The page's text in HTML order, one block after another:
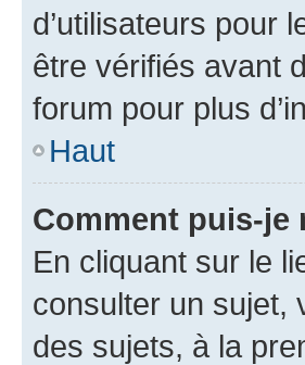
d’utilisateurs pour
être vérifiés avant
forum pour plus
Haut
Comment puis-je
En cliquant sur le
consulter un sujet,
des sujets, à la